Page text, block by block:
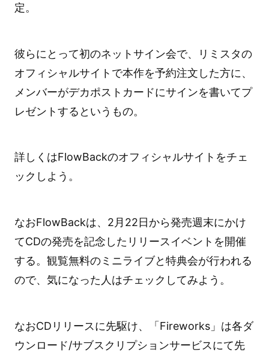
定。
彼らにとって初のネットサイン会で、リミスタの
オフィシャルサイトで本作を予約注文した方に、
メンバーがデカポストカードにサインを書いてプ
レゼントするというもの。
詳しくはFlowBackのオフィシャルサイトをチェ
ックしよう。
なおFlowBackは、2月22日から発売週末にかけ
てCDの発売を記念したリリースイベントを開催
する。観覧無料のミニライブと特典会が行われる
ので、気になった人はチェックしてみよう。
なおCDリリースに先駆け、「Fireworks」は各ダ
ウンロード/サブスクリプションサービスにて先